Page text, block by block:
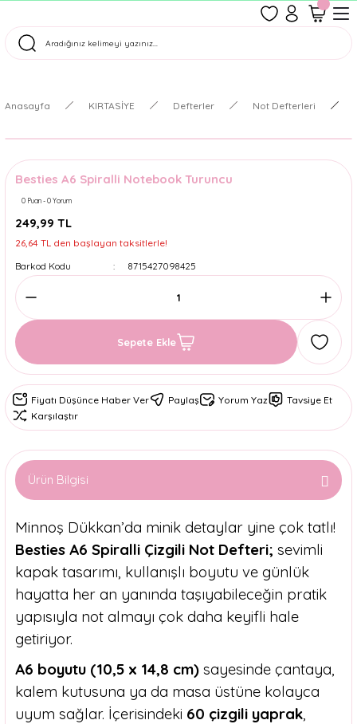
Tüm Siparişler Aynı Gün Kargoda!
Anasayfa KIRTASİYE Defterler Not Defterleri
Besties A6 Spiralli Notebook Turuncu
0 Puan - 0 Yorum
249,99 TL
26,64 TL den başlayan taksitlerle!
Barkod Kodu
8715427098425
Sepete Ekle
Fiyatı Düşünce Haber Ver Paylaş Yorum Yaz
Tavsiye Et
Karşılaştır
Ürün Bilgisi
Minnoş Dükkan’da minik detaylar yine çok tatlı!
Besties A6 Spiralli Çizgili Not Defteri; sevimli
kapak tasarımı, kullanışlı boyutu ve günlük
hayatta her an yanında taşıyabileceğin pratik
yapısıyla not almayı çok daha keyifli hale
getiriyor.
A6 boyutu (10,5 x 14,8 cm) sayesinde çantaya,
kalem kutusuna ya da masa üstüne kolayca
uyum sağlar. İçerisindeki 60 çizgili yaprak,